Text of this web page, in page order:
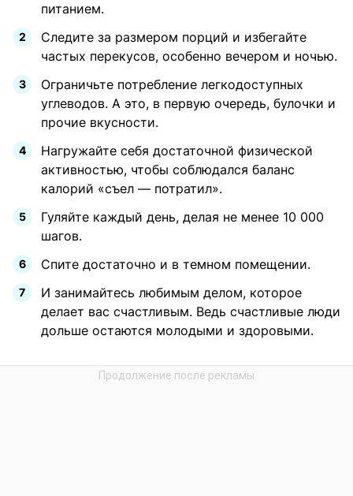
питанием.
Следите за размером порций и избегайте
частых перекусов, особенно вечером и ночью.
Ограничьте потребление легкодоступных
углеводов. А это, в первую очередь, булочки и
прочие вкусности.
Нагружайте себя достаточной физической
активностью, чтобы соблюдался баланс
калорий «съел — потратил».
Гуляйте каждый день, делая не менее 10 000
шагов.
Спите достаточно и в темном помещении.
И занимайтесь любимым делом, которое
делает вас счастливым. Ведь счастливые люди
дольше остаются молодыми и здоровыми.